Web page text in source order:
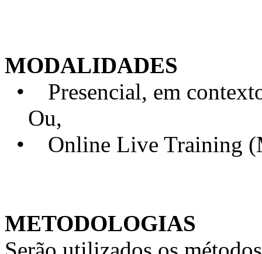
MODALIDADES
• Presencial, em
Ou,
• Online Live Training
METODOLOGIAS